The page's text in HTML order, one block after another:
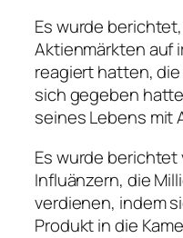
Es wurde
Aktienmärkten auf
reagiert hatten,
sich gegeben
seines Lebens mit
Es wurde
Influänzern, die
verdienen, indem
Produkt in die